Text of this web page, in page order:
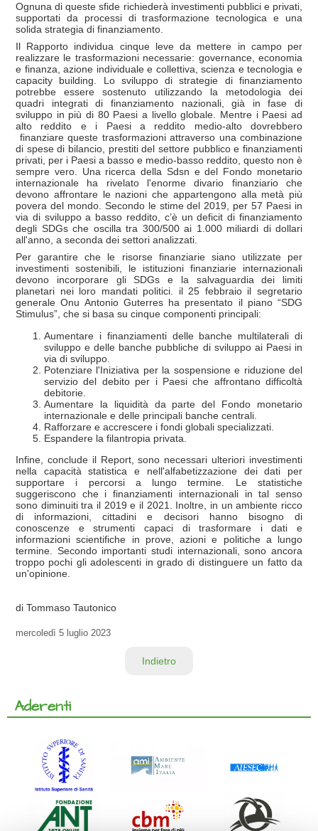
Ognuna di queste sfide richiederà investimenti pubblici e privati,
supportati da processi di trasformazione tecnologica e una
solida strategia di finanziamento.
Il Rapporto individua cinque leve da mettere in campo per
realizzare le trasformazioni necessarie: governance, economia
e finanza, azione individuale e collettiva, scienza e tecnologia e
capacity building. Lo sviluppo di strategie di finanziamento
potrebbe essere sostenuto utilizzando la metodologia dei
quadri integrati di finanziamento nazionali, già in fase di
sviluppo in più di 80 Paesi a livello globale. Mentre i Paesi ad
alto reddito e i Paesi a reddito medio-alto dovrebbero
finanziare queste trasformazioni attraverso una combinazione
di spese di bilancio, prestiti del settore pubblico e finanziamenti
privati, per i Paesi a basso e medio-basso reddito, questo non è
sempre vero. ​Una ricerca della Sdsn e del Fondo monetario
internazionale ha rivelato l'enorme divario finanziario che
devono affrontare le nazioni che appartengono alla metà più
povera del mondo. Secondo le stime del 2019, per 57 Paesi in
via di sviluppo a basso reddito, c’è un deficit di finanziamento
degli SDGs che oscilla tra 300/500 ai 1.000 miliardi di dollari
all'anno, a seconda dei settori analizzati.
Per garantire che le risorse finanziarie siano utilizzate per
investimenti sostenibili, le istituzioni finanziarie internazionali
devono incorporare gli SDGs e la salvaguardia dei limiti
planetari nei loro mandati politici. il 25 febbraio il segretario
generale Onu Antonio Guterres ha presentato il piano “SDG
Stimulus”, che si basa su cinque componenti principali:
Aumentare i finanziamenti delle banche multilaterali di
sviluppo e delle banche pubbliche di sviluppo ai Paesi in
via di sviluppo.
Potenziare l'Iniziativa per la sospensione e riduzione del
servizio del debito per i Paesi che affrontano difficoltà
debitorie.
Aumentare la liquidità da parte del Fondo monetario
internazionale e delle principali banche centrali.
Rafforzare e accrescere i fondi globali specializzati.
Espandere la filantropia privata.
Infine, conclude il Report, sono necessari ulteriori investimenti
nella capacità statistica e nell'alfabetizzazione dei dati per
supportare i percorsi a lungo termine. Le statistiche
suggeriscono che i finanziamenti internazionali in tal senso
sono diminuiti tra il 2019 e il 2021. Inoltre, in un ambiente ricco
di informazioni, cittadini e decisori hanno bisogno di
conoscenze e strumenti capaci di trasformare i dati e
informazioni scientifiche in prove, azioni e politiche a lungo
termine. Secondo importanti studi internazionali, sono ancora
troppo pochi gli adolescenti in grado di distinguere un fatto da
un'opinione.
di Tommaso Tautonico
mercoledì 5 luglio 2023
Indietro
Aderenti